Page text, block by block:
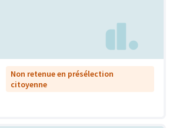
Non retenue en présélection
citoyenne